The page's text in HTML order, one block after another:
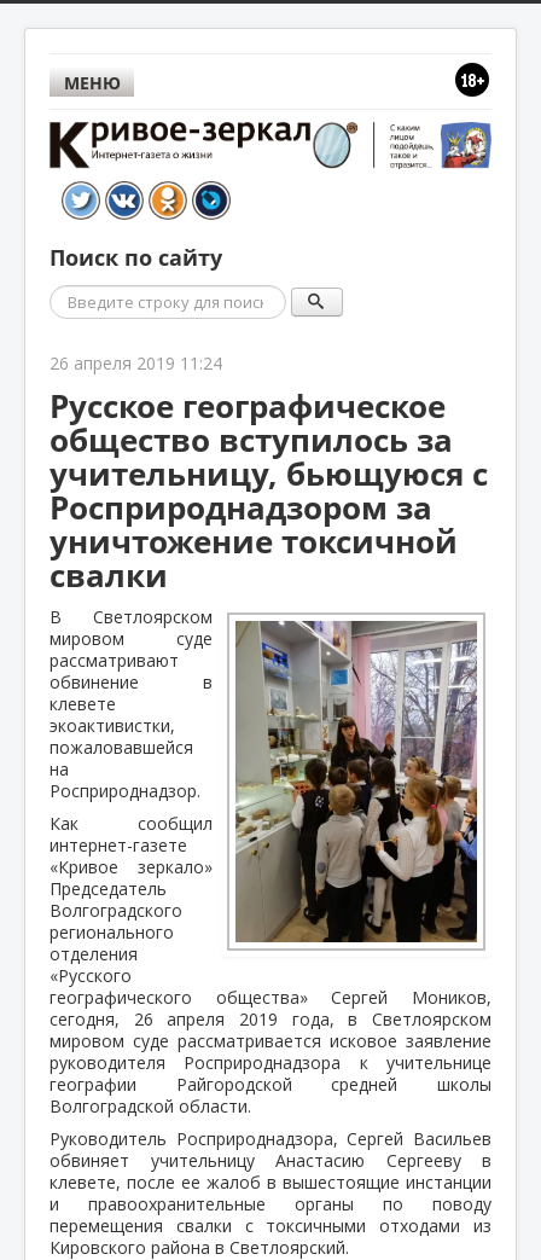
МЕНЮ
Поиск по сайту
Поиск
26 апреля 2019 11:24
Русское географическое
общество вступилось за
учительницу, бьющуюся с
Росприроднадзором за
уничтожение токсичной
свалки
В Светлоярском
мировом суде
рассматривают
обвинение в
клевете
экоактивистки,
пожаловавшейся
на
Росприроднадзор.
Как сообщил
интернет-газете
«Кривое зеркало»
Председатель
Волгоградского
регионального
отделения
«Русского
географического общества» Сергей Моников,
сегодня, 26 апреля 2019 года, в Светлоярском
мировом суде рассматривается исковое заявление
руководителя Росприроднадзора к учительнице
географии Райгородской средней школы
Волгоградской области.
Руководитель Росприроднадзора, Сергей Васильев
обвиняет учительницу Анастасию Сергееву в
клевете, после ее жалоб в вышестоящие инстанции
и правоохранительные органы по поводу
перемещения свалки с токсичными отходами из
Кировского района в Светлоярский.